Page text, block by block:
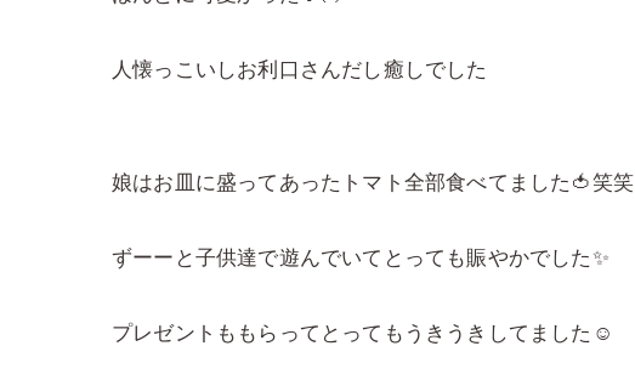
人懐っこいしお利口さんだし癒しでした
娘はお皿に盛ってあったトマト全部食べてました🍅笑笑
ずーーと子供達で遊んでいてとっても賑やかでした✨
プレゼントももらってとってもうきうきしてました☺️